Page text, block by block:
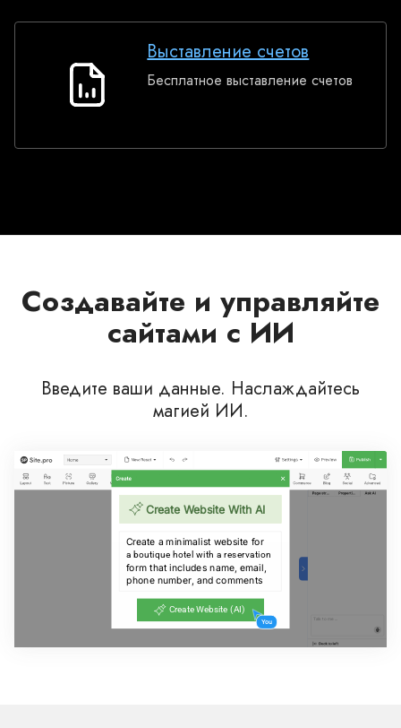
Выставление
Выставление счетов
Бесплатное выставление счетов
Создавайте и управляйте
сайтами с ИИ
Введите ваши данные. Наслаждайтесь
магией ИИ.